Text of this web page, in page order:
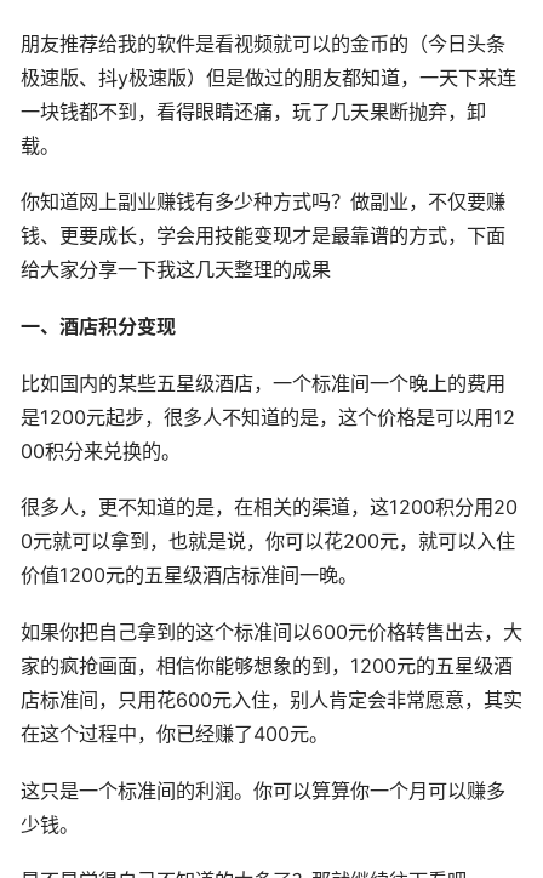
朋友推荐给我的软件是看视频就可以的金币的（今日头条
极速版、抖y极速版）但是做过的朋友都知道，一天下来连
一块钱都不到，看得眼睛还痛，玩了几天果断抛弃，卸
载。
你知道网上副业赚钱有多少种方式吗？做副业，不仅要赚
钱、更要成长，学会用技能变现才是最靠谱的方式，下面
给大家分享一下我这几天整理的成果
一、酒店积分变现
比如国内的某些五星级酒店，一个标准间一个晚上的费用
是1200元起步，很多人不知道的是，这个价格是可以用12
00积分来兑换的。
很多人，更不知道的是，在相关的渠道，这1200积分用20
0元就可以拿到，也就是说，你可以花200元，就可以入住
价值1200元的五星级酒店标准间一晚。
如果你把自己拿到的这个标准间以600元价格转售出去，大
家的疯抢画面，相信你能够想象的到，1200元的五星级酒
店标准间，只用花600元入住，别人肯定会非常愿意，其实
在这个过程中，你已经赚了400元。
这只是一个标准间的利润。你可以算算你一个月可以赚多
少钱。